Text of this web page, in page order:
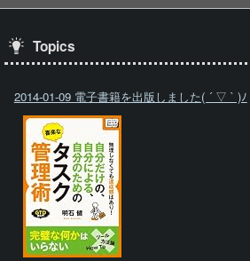
Topics
2014-01-09 電子書籍を出版しました( ´ ▽ ` )ﾉ